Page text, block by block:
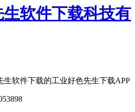
生软件下载的工业好色先生下载APP